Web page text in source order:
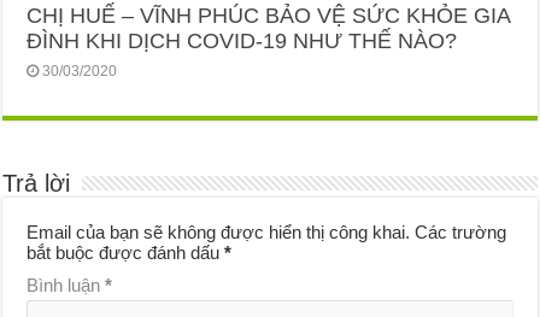
CHỊ HUẾ – VĨNH PHÚC BẢO VỆ SỨC KHỎE GIA
ĐÌNH KHI DỊCH COVID-19 NHƯ THẾ NÀO?
30/03/2020
Trả lời
Email của bạn sẽ không được hiển thị công khai. Các trường
bắt buộc được đánh dấu*
Bình luận*